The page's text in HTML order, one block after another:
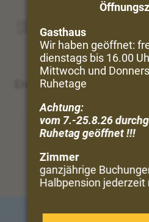
Sie träumen vom
Erwandern Sie direkt vom
UNSERE
Gasthaus
Wir haben geöffnet:
dienstags bis 16.00
Mittwoch und
Ruhetage
Achtung:
vom 7.-25.8.26
Ruhetag geöffnet !!!
Zimmer
ganzjährige
Halbpension jederzeit